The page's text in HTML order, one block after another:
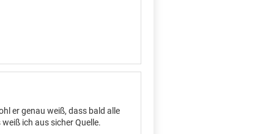
er genau weiß, dass bald alle
ich aus sicher Quelle.